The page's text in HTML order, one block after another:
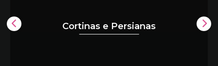
Cortinas e Persianas